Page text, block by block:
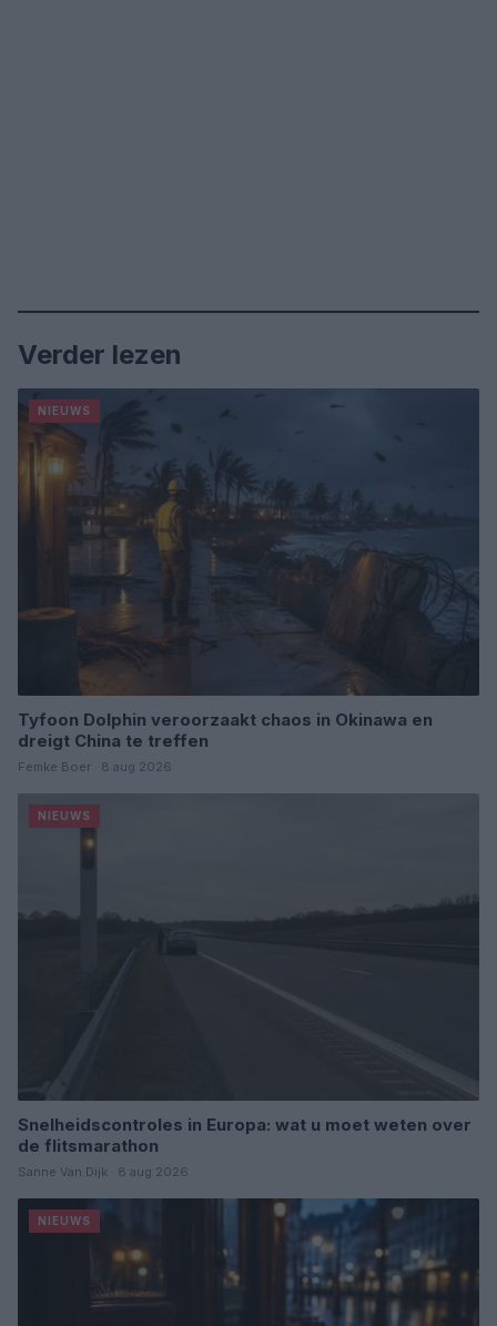
Verder lezen
NIEUWS
Tyfoon Dolphin veroorzaakt chaos in Okinawa en
dreigt China te treffen
Femke Boer · 8 aug 2026
NIEUWS
Snelheidscontroles in Europa: wat u moet weten over
de flitsmarathon
Sanne Van Dijk · 8 aug 2026
NIEUWS